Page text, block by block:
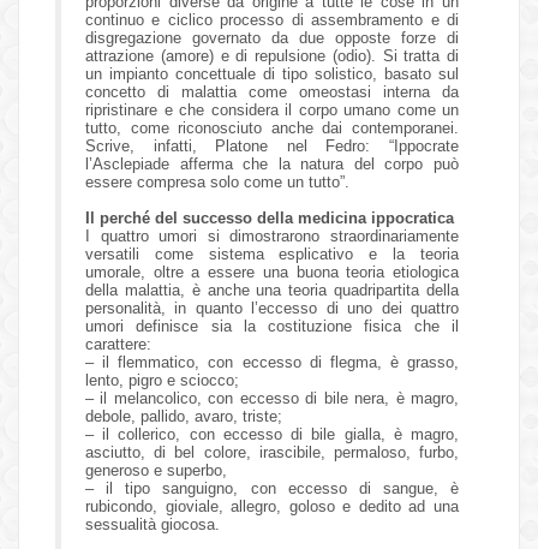
continuo e ciclico processo di assembramento e di
disgregazione governato da due opposte forze di
attrazione (amore) e di repulsione (odio). Si tratta di
un impianto concettuale di tipo solistico, basato sul
concetto di malattia come omeostasi interna da
ripristinare e che considera il corpo umano come un
tutto, come riconosciuto anche dai contemporanei.
Scrive, infatti, Platone nel Fedro: “Ippocrate
l’Asclepiade afferma che la natura del corpo può
essere compresa solo come un tutto”.
Il perché del successo della medicina ippocratica
I quattro umori si dimostrarono straordinariamente
versatili come sistema esplicativo e la teoria
umorale, oltre a essere una buona teoria etiologica
della malattia, è anche una teoria quadripartita della
personalità, in quanto l’eccesso di uno dei quattro
umori definisce sia la costituzione fisica che il
carattere:
– il flemmatico, con eccesso di flegma, è grasso,
lento, pigro e sciocco;
– il melancolico, con eccesso di bile nera, è magro,
debole, pallido, avaro, triste;
– il collerico, con eccesso di bile gialla, è magro,
asciutto, di bel colore, irascibile, permaloso, furbo,
generoso e superbo,
– il tipo sanguigno, con eccesso di sangue, è
rubicondo, gioviale, allegro, goloso e dedito ad una
sessualità giocosa.